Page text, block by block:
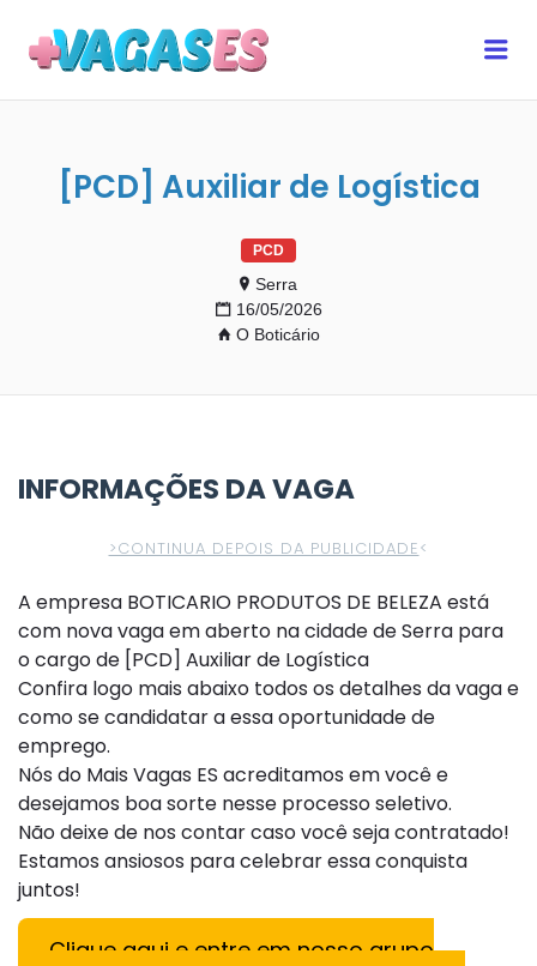
[PCD] Auxiliar de Logística
PCD
Serra
16/05/2026
O Boticário
INFORMAÇÕES DA VAGA
>CONTINUA DEPOIS DA PUBLICIDADE<
A empresa BOTICARIO PRODUTOS DE BELEZA está
com nova vaga em aberto na cidade de Serra para
o cargo de [PCD] Auxiliar de Logística
Confira logo mais abaixo todos os detalhes da vaga e
como se candidatar a essa oportunidade de
emprego.
Nós do Mais Vagas ES acreditamos em você e
desejamos boa sorte nesse processo seletivo.
Não deixe de nos contar caso você seja contratado!
Estamos ansiosos para celebrar essa conquista
juntos!
Clique aqui e entre em nosso grupo